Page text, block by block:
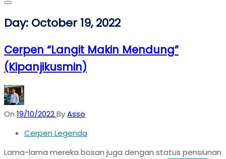
Day: October 19, 2022
Cerpen “Langit Makin Mendung”
(Kipanjikusmin)
On 19/10/2022ByAsso
Cerpen Legenda
Lama-lama mereka bosan juga dengan status pensiunan